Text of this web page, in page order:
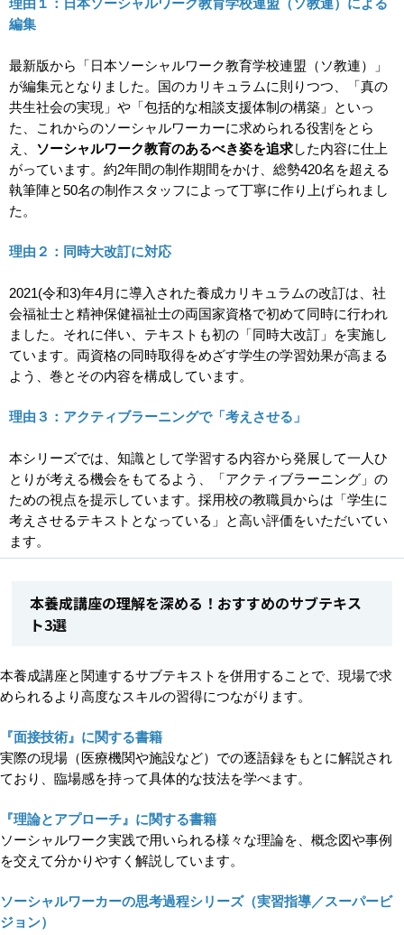
理由１：日本ソーシャルワーク教育学校連盟（ソ教連）による
編集
最新版から「日本ソーシャルワーク教育学校連盟（ソ教連）」
が編集元となりました。国のカリキュラムに則りつつ、「真の
共生社会の実現」や「包括的な相談支援体制の構築」といっ
た、これからのソーシャルワーカーに求められる役割をとら
え、 ソーシャルワーク教育のあるべき姿を追求した内容に仕上
がっています。約2年間の制作期間をかけ、総勢420名を超える
執筆陣と50名の制作スタッフによって丁寧に作り上げられまし
た。
理由２：同時大改訂に対応
2021(令和3)年4月に導入された養成カリキュラムの改訂は、社
会福祉士と精神保健福祉士の両国家資格で初めて同時に行われ
ました。それに伴い、テキストも初の「同時大改訂」を実施し
ています。両資格の同時取得をめざす学生の学習効果が高まる
よう、巻とその内容を構成しています。
理由３：アクティブラーニングで「考えさせる」
本シリーズでは、知識として学習する内容から発展して一人ひ
とりが考える機会をもてるよう、「アクティブラーニング」の
ための視点を提示しています。採用校の教職員からは「学生に
考えさせるテキストとなっている」と高い評価をいただいてい
ます。
本養成講座の理解を深める！おすすめのサブテキス
ト3選
本養成講座と関連するサブテキストを併用することで、現場で求
められるより高度なスキルの習得につながります。
『面接技術』に関する書籍
実際の現場（医療機関や施設など）での逐語録をもとに解説され
ており、臨場感を持って具体的な技法を学べます。
『理論とアプローチ』に関する書籍
ソーシャルワーク実践で用いられる様々な理論を、概念図や事例
を交えて分かりやすく解説しています。
ソーシャルワーカーの思考過程シリーズ（実習指導／スーパービ
ジョン）